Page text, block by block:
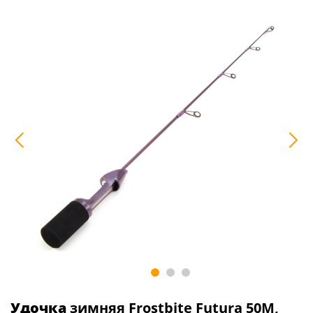
Удочказимняя Frostbite Futura 50M,